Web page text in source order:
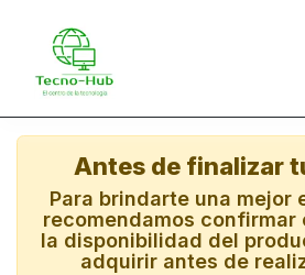
Antes de finalizar
Para brindarte una mejor
recomendamos confirmar
la disponibilidad del
adquirir antes de